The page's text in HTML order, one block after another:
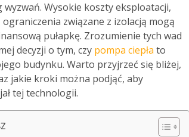
Wysokie koszty eksploatacji,
związane z izolacją mogą
pułapkę. Zrozumienie tych wad
decyzji o tym, czy pompa ciepła to
budynku. Warto przyjrzeć się bliżej,
jakie kroki można podjąć, aby
tej technologii.